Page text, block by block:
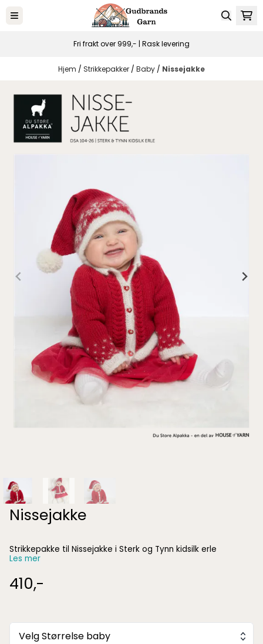
Hopp til innhold
Fri frakt over 999,- | Rask levering
Hjem / Strikkepakker / Baby / Nissejakke
Nissejakke
Strikkepakke til Nissejakke i Sterk og Tynn kidsilk erle
Les mer
410,-
Velg Størrelse baby